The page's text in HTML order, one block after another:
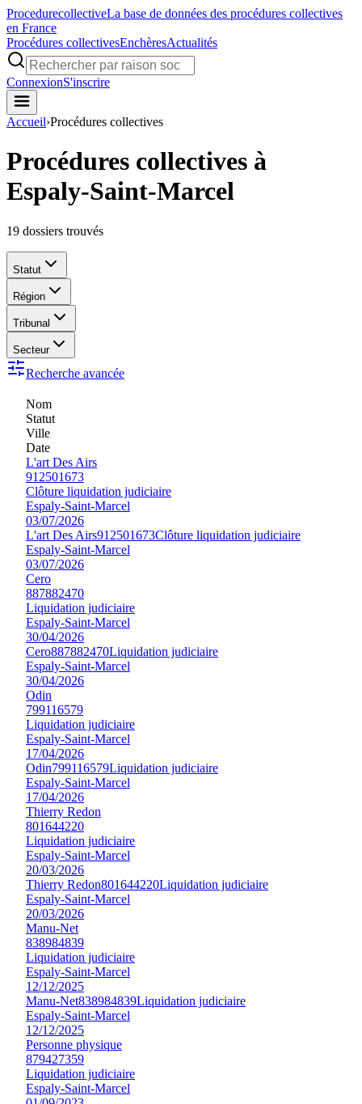
ProcedurecollectiveLa base de données des procédures collectives
en France
Procédures collectivesEnchèresActualités
ConnexionS'inscrire
Accueil›Procédures collectives
Procédures collectives à
Espaly-Saint-Marcel
19 dossiers trouvés
Statut
Région
Tribunal
Secteur
Recherche avancée
Nom
Statut
Ville
Date
L'art Des Airs
912501673
Clôture liquidation judiciaire
Espaly-Saint-Marcel
03/07/2026
L'art Des Airs912501673Clôture liquidation judiciaire
Espaly-Saint-Marcel
03/07/2026
Cero
887882470
Liquidation judiciaire
Espaly-Saint-Marcel
30/04/2026
Cero887882470Liquidation judiciaire
Espaly-Saint-Marcel
30/04/2026
Odin
799116579
Liquidation judiciaire
Espaly-Saint-Marcel
17/04/2026
Odin799116579Liquidation judiciaire
Espaly-Saint-Marcel
17/04/2026
Thierry Redon
801644220
Liquidation judiciaire
Espaly-Saint-Marcel
20/03/2026
Thierry Redon801644220Liquidation judiciaire
Espaly-Saint-Marcel
20/03/2026
Manu-Net
838984839
Liquidation judiciaire
Espaly-Saint-Marcel
12/12/2025
Manu-Net838984839Liquidation judiciaire
Espaly-Saint-Marcel
12/12/2025
Personne physique
879427359
Liquidation judiciaire
Espaly-Saint-Marcel